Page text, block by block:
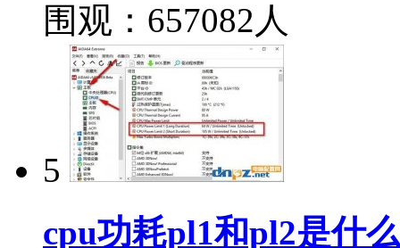
围观：657082人
5
cpu功耗pl1和pl2是什